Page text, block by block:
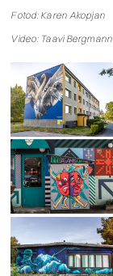
Fotod: Karen Akopjan
Video: Taavi Bergmann